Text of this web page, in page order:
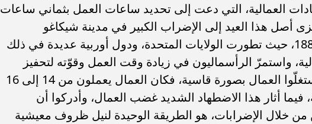
العمالية، التي دعت إلى تحديد ساعات العمل بثماني ساعات
أصل هذا العيد إلى الإضراب الكبير في مدينة شيكاغو
بالولايات المتحدة الأمريكية عام 1886، حيث تطورت الولايات المتحدة، ودول أوربية عديدة في ذلك
واستمرّ الرأسماليون في زيادة وقت العمل وقوّته لتحفيز
تطوّر الاقتصاد بسرعة شديدة، واستغلّوا العمال بصورة قاسية، فكان العمال يعملون من 14 إلى 16
فيما أثار هذا الاضطهاد الشديد غضب العمال، وأدركوا أن
من خلال الإضرابات، هو الطريقة الوحيدة لنيل ظروف معيشية